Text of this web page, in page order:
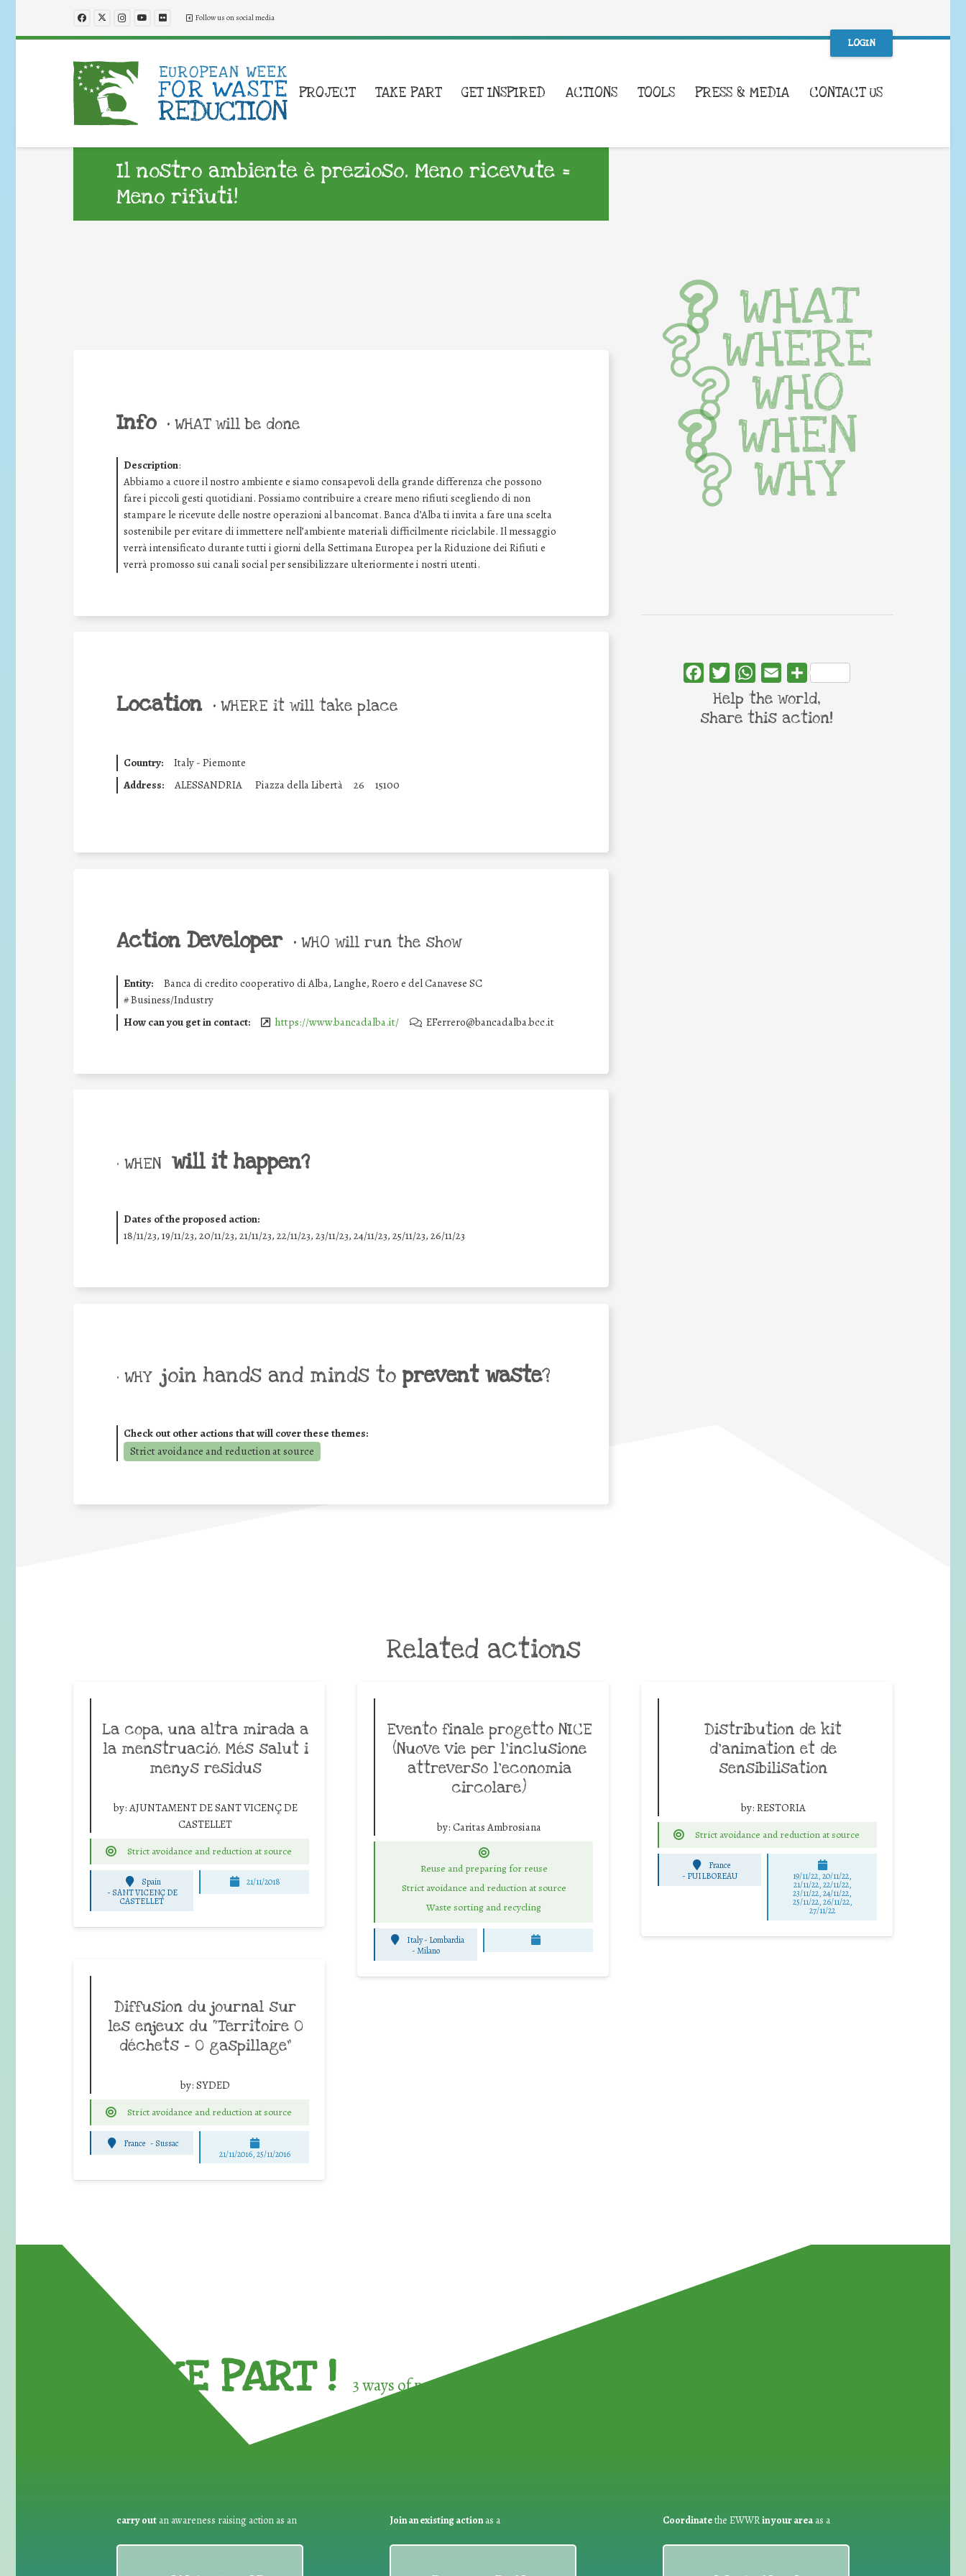
Follow us on social media
LOGIN
PROJECT TAKE PART GET INSPIRED ACTIONS TOOLS PRESS & MEDIA CONTACT US
Il nostro ambiente è prezioso. Meno ricevute =
Meno rifiuti!
Info • WHAT will be done
Description:
Abbiamo a cuore il nostro ambiente e siamo consapevoli della grande differenza che possono
fare i piccoli gesti quotidiani. Possiamo contribuire a creare meno rifiuti scegliendo di non
stampare le ricevute delle nostre operazioni al bancomat. Banca d’Alba ti invita a fare una scelta
sostenibile per evitare di immettere nell’ambiente materiali difficilmente riciclabile. Il messaggio
verrà intensificato durante tutti i giorni della Settimana Europea per la Riduzione dei Rifiuti e
verrà promosso sui canali social per sensibilizzare ulteriormente i nostri utenti.
Location • WHERE it will take place
Country:
Italy - Piemonte
Address:
ALESSANDRIA Piazza della Libertà 26 15100
Action Developer • WHO will run the show
Entity:
Banca di credito cooperativo di Alba, Langhe, Roero e del Canavese SC
#Business/Industry
How can you get in contact:
https://www.bancadalba.it/ EFerrero@bancadalba.bcc.it
• WHEN will it happen?
Dates of the proposed action:
18/11/23, 19/11/23, 20/11/23, 21/11/23, 22/11/23, 23/11/23, 24/11/23, 25/11/23, 26/11/23
• WHY join hands and minds to prevent waste?
Check out other actions that will cover these themes:
Strict avoidance and reduction at source
WHAT
WHERE
WHO
WHEN
WHY
FacebookTwitterWhatsApp
Email Share
Help the world,
share this action!
Related actions
La copa, una altra mirada a
la menstruació. Més salut i
menys residus
by:AJUNTAMENT DE SANT VICENÇ DE
CASTELLET
Strict avoidance and reduction at source
Spain
- SANT VICENÇ DE
CASTELLET
21/11/2018
Evento finale progetto NICE
(Nuove vie per l’inclusione
attreverso l’economia
circolare)
by: Caritas Ambrosiana
Reuse and preparing for reuse
Strict avoidance and reduction at source
Waste sorting and recycling
Italy - Lombardia
-Milano
Distribution de kit
d’animation et de
sensibilisation
by: RESTORIA
Strict avoidance and reduction at source
France
- PUILBOREAU 19/11/22, 20/11/22,
21/11/22, 22/11/22,
23/11/22, 24/11/22,
25/11/22, 26/11/22,
27/11/22
Diffusion du journal sur
les enjeux du “Territoire 0
déchets – 0 gaspillage”
by: SYDED
Strict avoidance and reduction at source
France - Sussac
21/11/2016, 25/11/2016
TAKE PART ! 3 ways of participating in the
carry out an awareness raising action as an Join an existing actionas a Coordinatethe EWWRin your areaas a